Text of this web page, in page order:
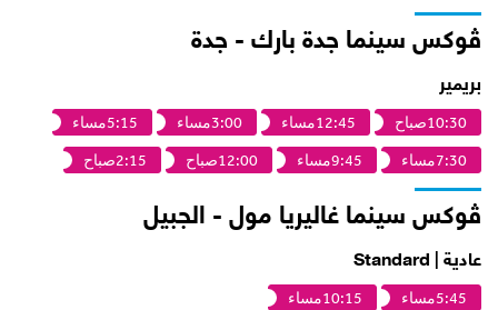
ڤوكس سينما جدة بارك - جدة
بريمير
10:30صباح 12:45مساء 3:00مساء
5:15مساء
7:30مساء
9:45مساء 12:00صباح 2:15صباح
ڤوكس سينما غاليريا مول - الجبيل
عادية | Standard
5:45مساء 10:15مساء